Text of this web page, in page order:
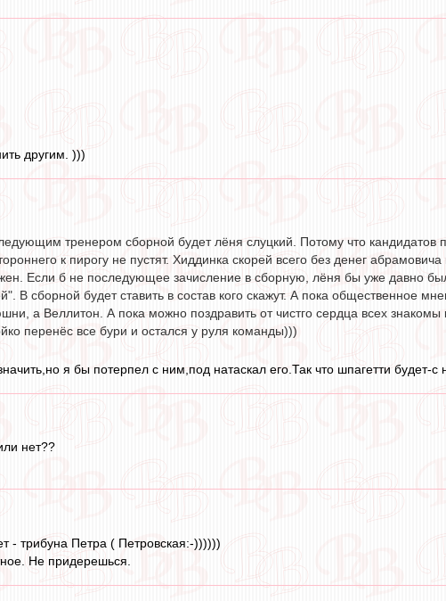
другим. )))
тренером сборной будет лёня слуцкий. Потому что кандидатов
к пирогу не пустят. Хиддинка скорей всего без денег
Если б не последующее зачисление в сборную, лёня бы уже давно
В сборной будет ставить в состав кого скажут. А пока общественное
а Веллитон. А пока можно поздравить от чистго сердца всех
перенёс все бури и остался у руля команды)))
я бы потерпел с ним,под натаскал его.Так что шпагетти будет-с
нет??
- трибуна Петра ( Петровская:-))))))
Не придерешься.